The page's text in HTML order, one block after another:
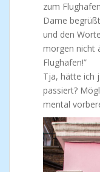
zum
Dame
und den
morgen nicht
Flughafen!”
Tja, hätte ich
passiert?
mental